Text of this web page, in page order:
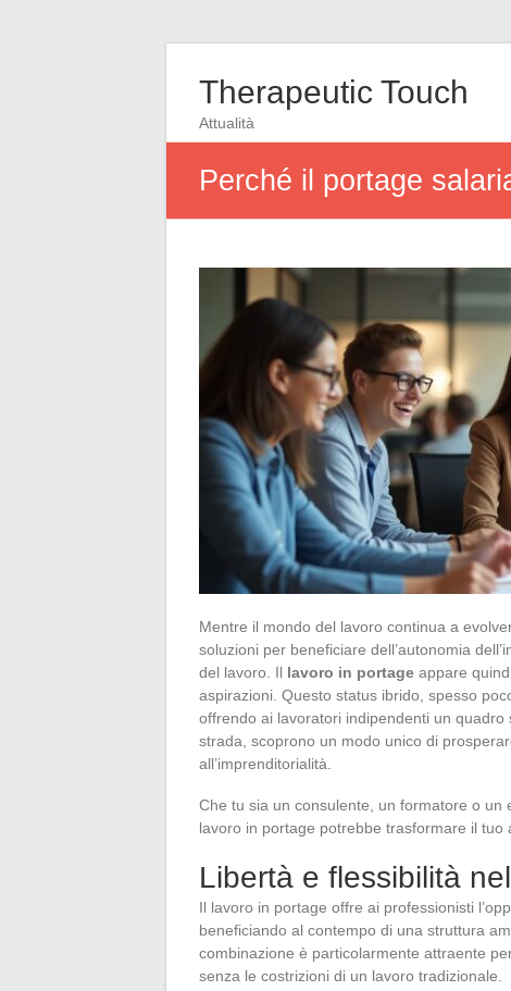
Therapeutic Touch
Attualità
Perché il portage
Mentre il mondo del lavoro continua a
soluzioni per beneficiare dell’autonomia
del lavoro. Il lavoro in portage appare
aspirazioni. Questo status ibrido, spesso
offrendo ai lavoratori indipendenti un
strada, scoprono un modo unico di
all’imprenditorialità.
Che tu sia un consulente, un formatore o
lavoro in portage potrebbe trasformare il tuo
Libertà e flessibilità
Il lavoro in portage offre ai professionisti
beneficiando al contempo di una struttura
combinazione è particolarmente attraente
senza le costrizioni di un lavoro tradizionale.